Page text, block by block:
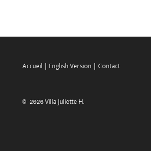
Accueil | English Version | Contact
© 2026Villa Juliette H.